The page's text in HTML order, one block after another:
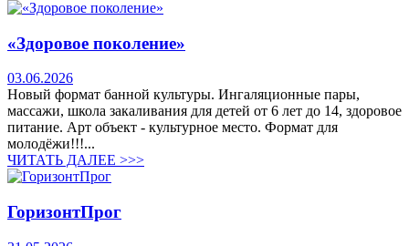
«Здоровое поколение»
03.06.2026
Новый формат банной культуры. Ингаляционные пары,
массажи, школа закаливания для детей от 6 лет до 14, здоровое
питание. Арт объект - культурное место. Формат для
молодёжи!!!...
ЧИТАТЬ ДАЛЕЕ >>>
ГоризонтПрог